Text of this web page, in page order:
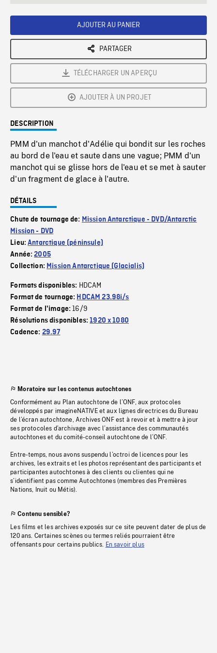
AJOUTER AU PANIER
PARTAGER
TÉLÉCHARGER UN APERÇU
AJOUTER À UN PROJET
DESCRIPTION
PMM d'un manchot d'Adélie qui bondit sur les roches
au bord de l'eau et saute dans une vague; PMM d'un
manchot qui se glisse hors de l'eau et se met à sauter
d'un fragment de glace à l'autre.
DÉTAILS
Chute de tournage de: Mission Antarctique - DVD/Antarctic
Mission - DVD
Lieu:Antarctique (péninsule)
Année:2005
Collection: Mission Antarctique (Glacialis)
Formats disponibles: HDCAM
Format de tournage: HDCAM 23.98i/s
Format de l'image:16/9
Résolutions disponibles:1920 x 1080
Cadence: 29.97
Moratoire sur les contenus autochtones
Conformément au Plan autochtone de l’ONF, aux protocoles
développés par imagineNATIVE et aux lignes directrices du Bureau
de l’écran autochtone, Archives ONF est à revoir et à mettre à jour
ses protocoles d’archivage avec l’assistance des communautés
autochtones et du comité-conseil autochtone de l’ONF.
Entre-temps, nous avons suspendu l’octroi de licences pour les
archives, les extraits et les photos représentant des participants et
participantes autochtones à des clients ou clientes qui ne
s’identifient pas comme Autochtones (membres des Premières
Nations, Inuit ou Métis).
Contenu sensible?
Les films et les archives exposés sur ce site peuvent dater de plus de
120 ans. Certaines scènes ou termes reliés pourraient être
offensants pour certains publics. En savoir plus